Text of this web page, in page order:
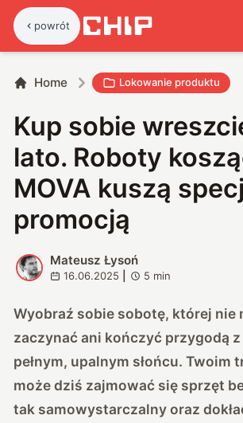
powrót
Home Lokowanie produktu
Kup sobie
lato. Roboty
MOVA kuszą
promocją
M
Mateusz Łysoń
16.06.2025 5 min
Wyobraź sobie sobotę, której nie
zaczynać ani kończyć przygodą
pełnym, upalnym słońcu. Twoim
może dziś zajmować się sprzęt
tak samowystarczalny oraz